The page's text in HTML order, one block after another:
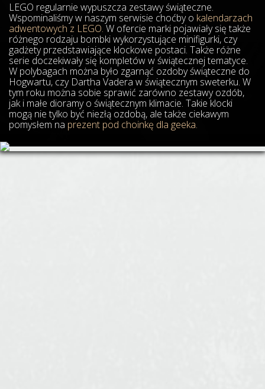
LEGO regularnie wypuszcza zestawy świąteczne.
Wspominaliśmy w naszym serwisie choćby o kalendarzach
adwentowych z LEGO. W ofercie marki pojawiały się także
różnego rodzaju bombki wykorzystujące minifigurki, czy
gadżety przedstawiające klockowe postaci. Także różne
serie doczekiwały się kompletów w świątecznej tematyce.
W polybagach można było zgarnąć ozdoby świąteczne do
Hogwartu, czy Dartha Vadera w świątecznym sweterku. W
tym roku można sobie sprawić zarówno zestawy ozdób,
jak i małe dioramy o świątecznym klimacie. Takie klocki
mogą nie tylko być niezłą ozdobą, ale także ciekawym
pomysłem na prezent pod choinkę dla geeka.